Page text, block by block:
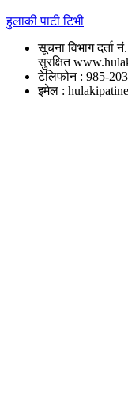
हुलाकी पाटी टिभी
सूचना विभाग
सुरक्षित
टेलिफोन : 985-
इमेल :